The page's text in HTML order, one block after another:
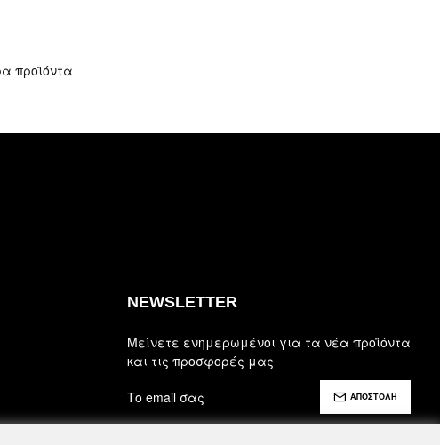
προϊόντα
NEWSLETTER
Μείνετε ενημερωμένοι για τα νέα προϊόντα
και τις προσφορές μας
ΑΠΟΣΤΟΛΗ